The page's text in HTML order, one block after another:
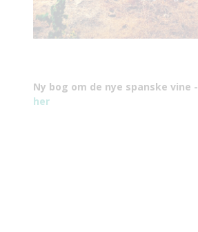
Ny bog om de nye spanske vine -
her